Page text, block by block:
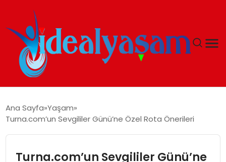
EKONOMI
Ana Sayfa Yaşam
Turna.com’un Sevgililer Günü’ne Özel Rota Önerileri
Turna.com’un Sevgililer Günü’ne